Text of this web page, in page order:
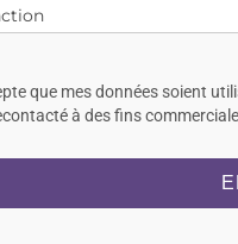
que mes données soient
à des fins